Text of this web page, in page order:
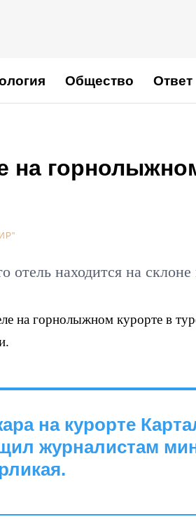
Общество Ответ
на
отель находится на склоне
на горнолыжном курорте в
на курорте
журналистам